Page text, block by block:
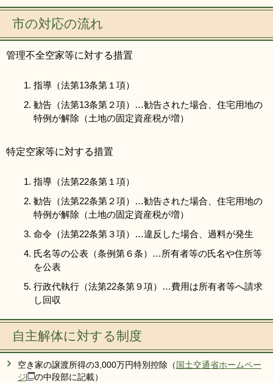
市の対応の流れ
管理不全空家等に対する措置
指導（法第13条第１項）
勧告（法第13条第２項）…勧告された場合、住宅用地の
特例が解除（土地の固定資産税が増）
特定空家等に対する措置
指導（法第22条第１項）
勧告（法第22条第２項）…勧告された場合、住宅用地の
特例が解除（土地の固定資産税が増）
命令（法第22条第３項）…違反した場合、過料が発生
氏名等の公表（条例第６条）…所有者等の氏名や住所等
を公表
行政代執行（法第22条第９項）…費用は所有者等へ請求
し回収
自主解体に対する制度
空き家の譲渡所得の3,000万円特別控除（ 国土交通省ホームペー
ジ
の中段部に記載）